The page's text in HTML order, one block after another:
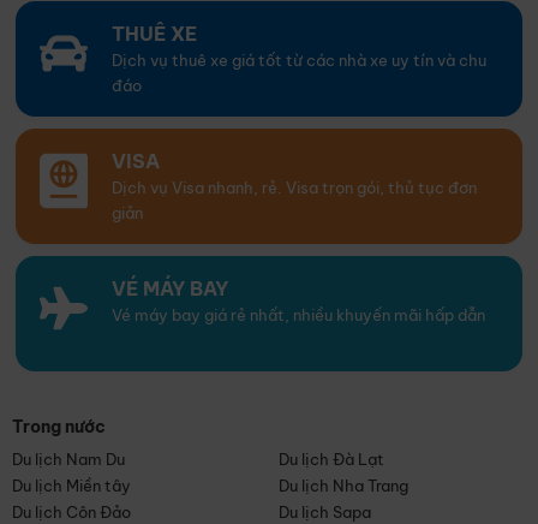
THUÊ XE
Dịch vụ thuê xe giá tốt từ các nhà xe uy tín và chu
đáo
VISA
Dịch vụ Visa nhanh, rẻ. Visa trọn gói, thủ tục đơn
giản
VÉ MÁY BAY
Vé máy bay giá rẻ nhất, nhiều khuyến mãi hấp dẫn
Trong nước
Du lịch Nam Du
Du lịch Đà Lạt
Du lịch Miền tây
Du lịch Nha Trang
Du lịch Côn Đảo
Du lịch Sapa